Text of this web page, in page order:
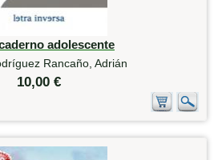
adolescente
Rancaño, Adrián
10,00 €